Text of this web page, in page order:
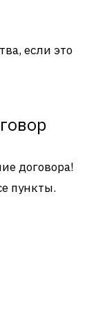
если это
договора!
пункты.